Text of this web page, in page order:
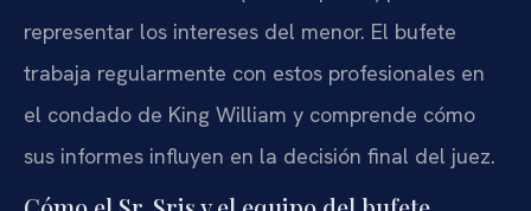
representar los intereses del menor. El bufete
trabaja regularmente con estos profesionales en
el condado de King William y comprende cómo
sus informes influyen en la decisión final del juez.